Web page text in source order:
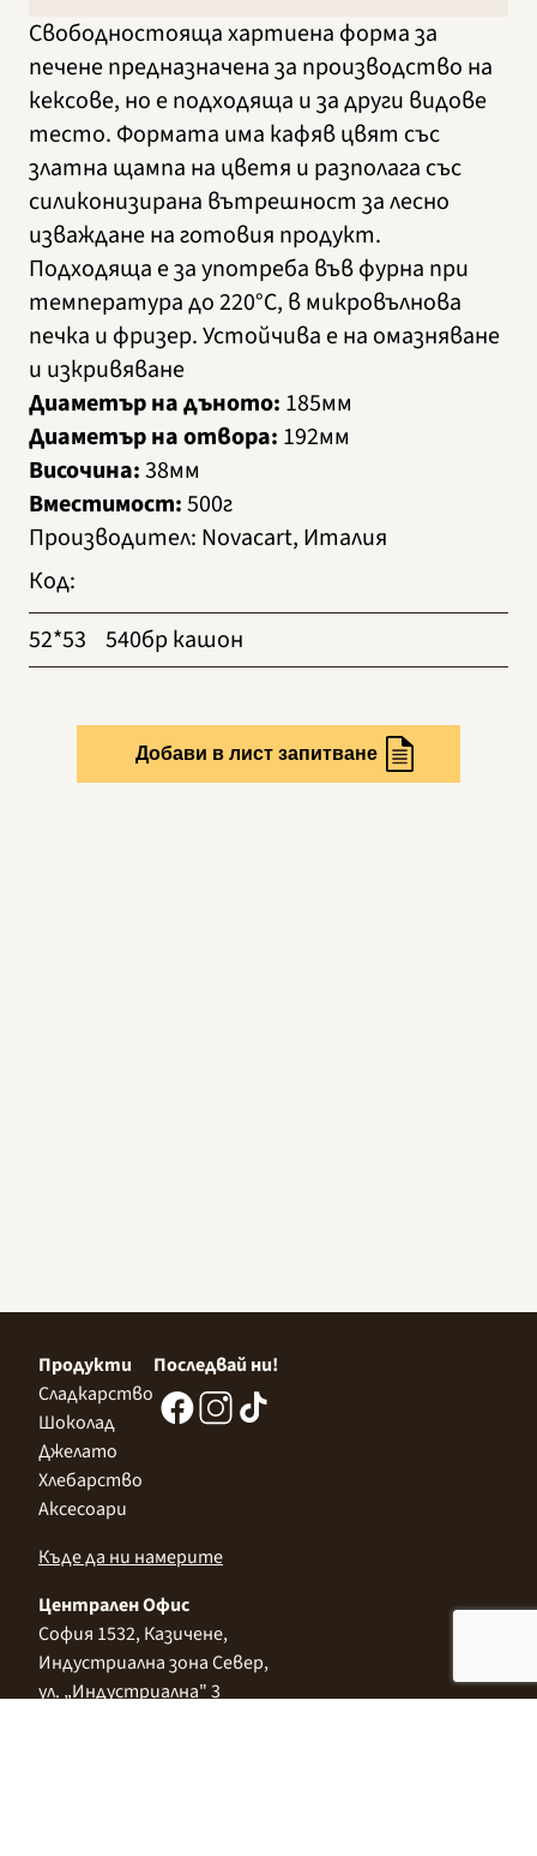
Свободностояща хартиена форма за
печене предназначена за производство на
кексове, но е подходяща и за други видове
тесто. Формата има кафяв цвят със
златна щампа на цветя и разполага със
силиконизирана вътрешност за лесно
изваждане на готовия продукт.
Подходяща е за употреба във фурна при
температура до 220°C, в микровълнова
печка и фризер. Устойчива е на омазняване
и изкривяване
Диаметър на дъното: 185мм
Диаметър на отвора: 192мм
Височина:38мм
Вместимост:500г
Производител: Novacart, Италия
Код:
52*53
540бр кашон
Добави в лист запитване
Продукти
Сладкарство
Шоколад
Джелато
Хлебарство
Аксесоари
Последвай ни!
Къде да ни намерите
Централен Офис
София 1532, Казичене,
Индустриална зона Север,
ул. „Индустриална" 3